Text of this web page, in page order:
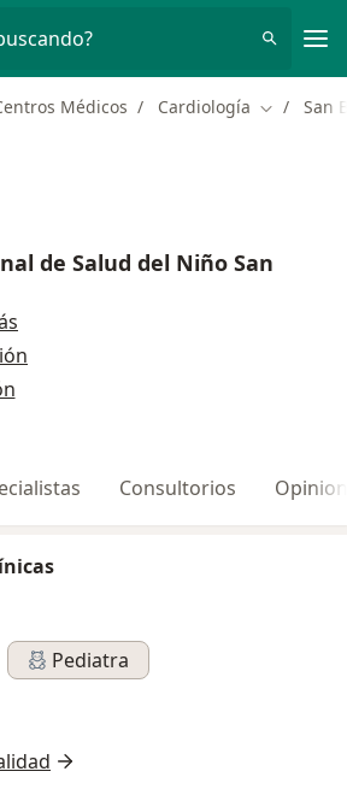
Médicos Cardiología Cambiar
San
de Salud del Niño San
Consultorios
Pediatra